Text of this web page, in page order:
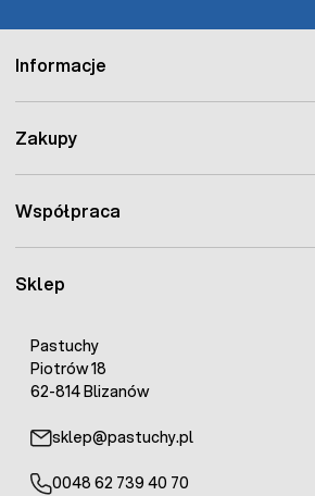
Sklep
Pastuchy
Piotrów 18
62-814 Blizanów
sklep@pastuchy.pl
0048 62 739 40 70
Informacje
Zakupy
Współpraca